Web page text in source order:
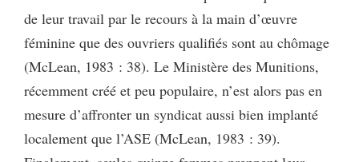
de leur travail par le recours à la main d’œuvre
féminine que des ouvriers qualifiés sont au chômage
(McLean, 1983 : 38). Le Ministère des Munitions,
récemment créé et peu populaire, n’est alors pas en
mesure d’affronter un syndicat aussi bien implanté
localement que l’ASE (McLean, 1983 : 39).